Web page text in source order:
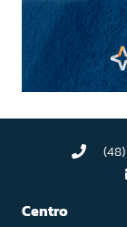
Centro